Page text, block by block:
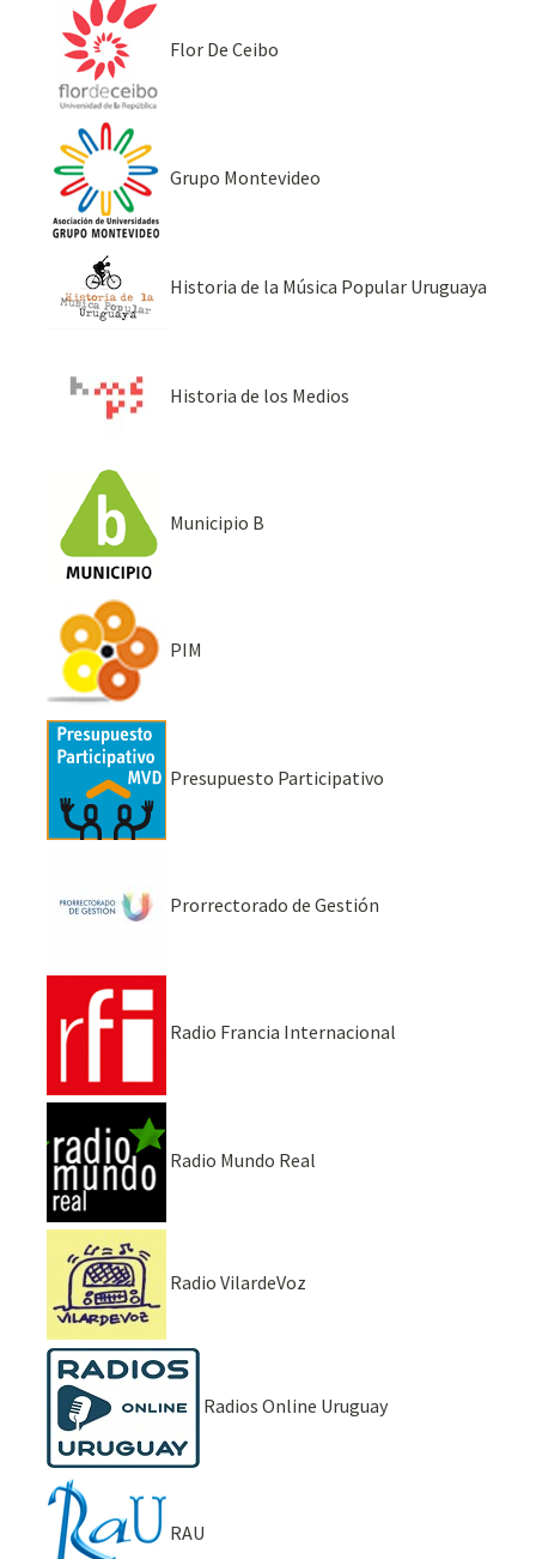
Flor De Ceibo
Grupo Montevideo
Historia de la Música Popular Uruguaya
Historia de los Medios
Municipio B
PIM
Presupuesto Participativo
Prorrectorado de Gestión
Radio Francia Internacional
Radio Mundo Real
Radio VilardeVoz
Radios Online Uruguay
RAU